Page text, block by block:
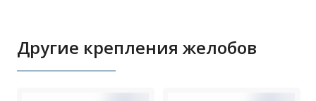
Другие крепления желобов